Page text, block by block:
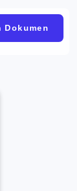
Dokumen